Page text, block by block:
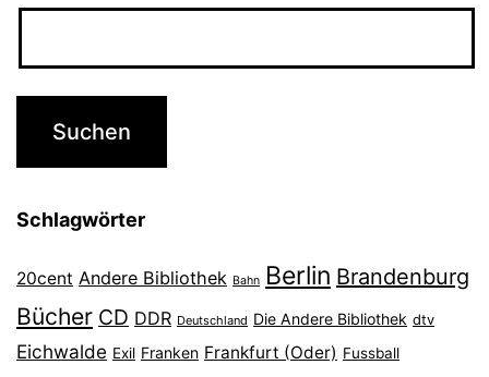
Schlagwörter
20cent Andere Bibliothek Bahn Berlin Brandenburg
Bücher CD DDR Deutschland Die Andere Bibliothek dtv
Eichwalde Exil Franken Frankfurt (Oder) Fussball